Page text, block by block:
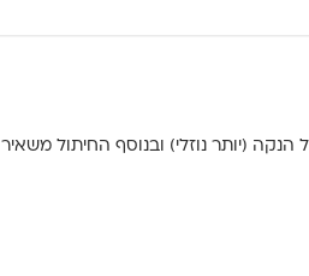
(יותר נוזלי) ובנוסף החיתול משאיר